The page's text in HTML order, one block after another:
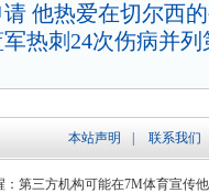
他热爱在切尔西
热刺24次伤病并列
本站声明 联系我们
：第三方机构可能在7M体育宣传